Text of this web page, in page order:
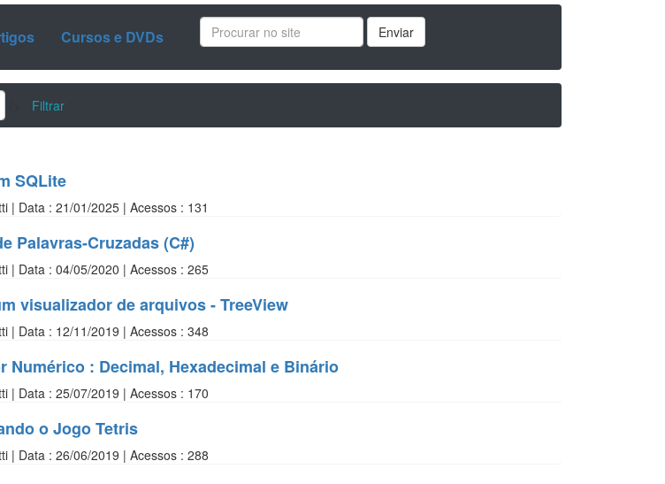
Cursos e DVDs Enviar
Filtrar
SQLite
| Data : 21/01/2025 | Acessos : 131
Palavras-Cruzadas (C#)
| Data : 04/05/2020 | Acessos : 265
visualizador de arquivos - TreeView
| Data : 12/11/2019 | Acessos : 348
Numérico : Decimal, Hexadecimal e Binário
| Data : 25/07/2019 | Acessos : 170
o Jogo Tetris
| Data : 26/06/2019 | Acessos : 288